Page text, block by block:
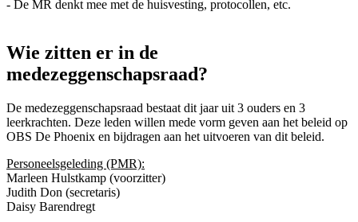
- De MR denkt mee met de huisvesting, protocollen, etc.
Wie zitten er in de
medezeggenschapsraad?
De medezeggenschapsraad bestaat dit jaar uit 3 ouders en 3
leerkrachten. Deze leden willen mede vorm geven aan het beleid op
OBS De Phoenix en bijdragen aan het uitvoeren van dit beleid.
Personeelsgeleding (PMR):
Marleen Hulstkamp (voorzitter)
Judith Don (secretaris)
Daisy Barendregt